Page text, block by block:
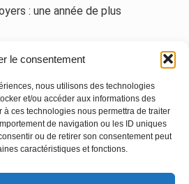
le consentement
nous utilisons des technologies
et/ou accéder aux informations des
ces technologies nous permettra de traiter
de navigation ou les ID uniques
ou de retirer son consentement peut
caractéristiques et fonctions.
: une année de plus
à afficher.